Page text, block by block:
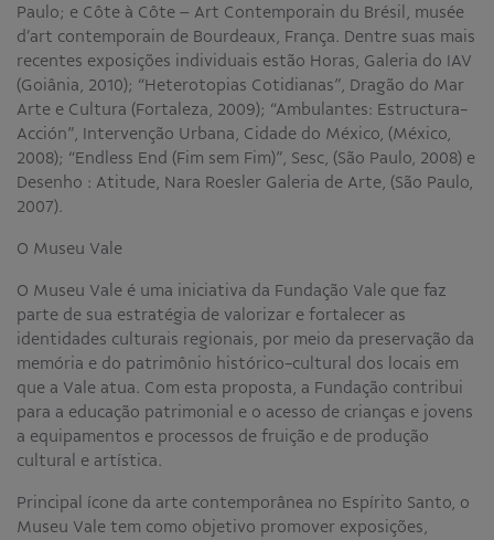
Paulo; e Côte à Côte – Art Contemporain du Brésil, musée
d’art contemporain de Bourdeaux, França. Dentre suas mais
recentes exposições individuais estão Horas, Galeria do IAV
(Goiânia, 2010); “Heterotopias Cotidianas”, Dragão do Mar
Arte e Cultura (Fortaleza, 2009); “Ambulantes: Estructura-
Acción”, Intervenção Urbana, Cidade do México, (México,
2008); “Endless End (Fim sem Fim)”, Sesc, (São Paulo, 2008) e
Desenho : Atitude, Nara Roesler Galeria de Arte, (São Paulo,
2007).
O Museu Vale
O Museu Vale é uma iniciativa da Fundação Vale que faz
parte de sua estratégia de valorizar e fortalecer as
identidades culturais regionais, por meio da preservação da
memória e do patrimônio histórico-cultural dos locais em
que a Vale atua. Com esta proposta, a Fundação contribui
para a educação patrimonial e o acesso de crianças e jovens
a equipamentos e processos de fruição e de produção
cultural e artística.
Principal ícone da arte contemporânea no Espírito Santo, o
Museu Vale tem como objetivo promover exposições,